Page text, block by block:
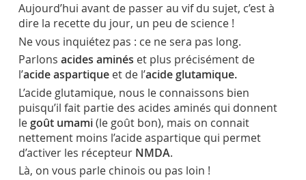
Aujourd’hui avant de passer au vif du sujet, c’est à
dire la recette du jour, un peu de science !
Ne vous inquiétez pas : ce ne sera pas long.
Parlons acides aminés et plus précisément de
l’acide aspartiqueet de l’acide glutamique.
L’acide glutamique, nous le connaissons bien
puisqu’il fait partie des acides aminés qui donnent
legoût umami(le goût bon), mais on connait
nettement moins l’acide aspartique qui permet
d’activer les récepteur NMDA.
Là, on vous parle chinois ou pas loin !